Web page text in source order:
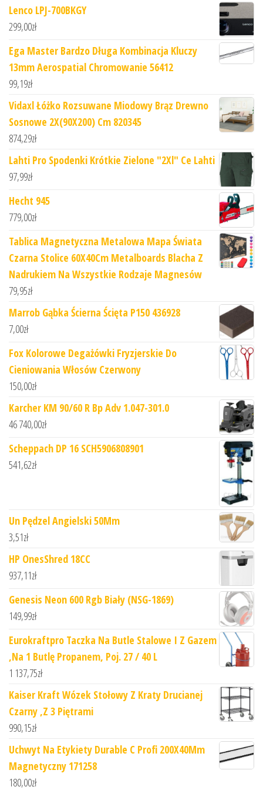
Lenco LPJ-700BKGY
299,00zł
Ega Master Bardzo Długa Kombinacja Kluczy
13mm Aerospatial Chromowanie 56412
99,19zł
Vidaxl Łóżko Rozsuwane Miodowy Brąz Drewno
Sosnowe 2X(90X200) Cm 820345
874,29zł
Lahti Pro Spodenki Krótkie Zielone "2Xl" Ce Lahti
97,99zł
Hecht 945
779,00zł
Tablica Magnetyczna Metalowa Mapa Świata
Czarna Stolice 60X40Cm Metalboards Blacha Z
Nadrukiem Na Wszystkie Rodzaje Magnesów
79,95zł
Marrob Gąbka Ścierna Ścięta P150 436928
7,00zł
Fox Kolorowe Degażówki Fryzjerskie Do
Cieniowania Włosów Czerwony
150,00zł
Karcher KM 90/60 R Bp Adv 1.047-301.0
46 740,00zł
Scheppach DP 16 SCH5906808901
541,62zł
Un Pędzel Angielski 50Mm
3,51zł
HP OnesShred 18CC
937,11zł
Genesis Neon 600 Rgb Biały (NSG-1869)
149,99zł
Eurokraftpro Taczka Na Butle Stalowe I Z Gazem
,Na 1 Butlę Propanem, Poj. 27 / 40 L
1 137,75zł
Kaiser Kraft Wózek Stołowy Z Kraty Drucianej
Czarny ,Z 3 Piętrami
990,15zł
Uchwyt Na Etykiety Durable C Profi 200X40Mm
Magnetyczny 171258
180,00zł